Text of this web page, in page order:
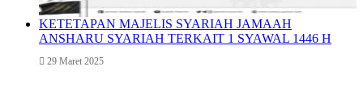
KETETAPAN MAJELIS SYARIAH JAMAAH
ANSHARU SYARIAH TERKAIT 1 SYAWAL 1446 H
29 Maret 2025